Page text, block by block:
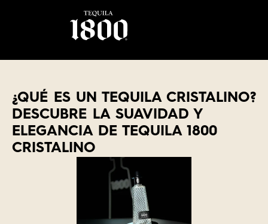
¿QUÉ ES UN TEQUILA CRISTALINO?
DESCUBRE LA SUAVIDAD Y
ELEGANCIA DE TEQUILA 1800
CRISTALINO